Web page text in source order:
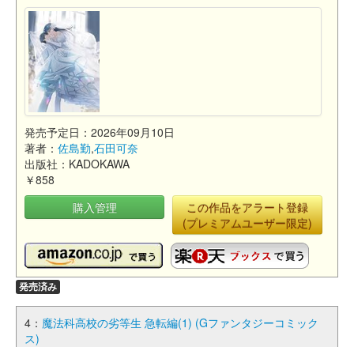
発売予定日：2026年09月10日
著者： 佐島勤,石田可奈
出版社：KADOKAWA
￥858
購入管理
この作品をアラート登録
(プレミアムユーザー限定)
発売済み
4： 魔法科高校の劣等生 急転編(1) (Gファンタジーコミック
ス)